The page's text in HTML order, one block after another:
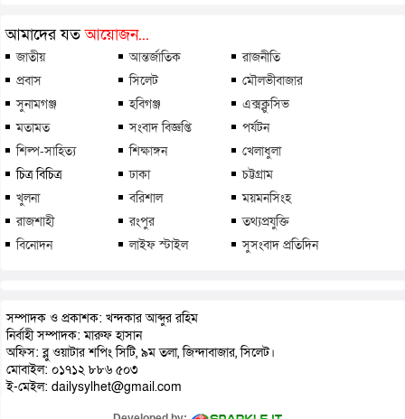
আমাদের যতআয়োজন...
জাতীয় আন্তর্জাতিক
রাজনীতি
প্রবাস
সিলেট
মৌলভীবাজার
সুনামগঞ্জ
হবিগঞ্জ
এক্সক্লুসিভ
মতামত
সংবাদ বিজ্ঞপ্তি
পর্যটন
শিল্প-সাহিত্য
শিক্ষাঙ্গন
খেলাধুলা
চিত্র বিচিত্র
ঢাকা
চট্টগ্রাম
খুলনা
বরিশাল
ময়মনসিংহ
রাজশাহী
রংপুর
তথ্যপ্রযুক্তি
বিনোদন
লাইফ স্টাইল সুসংবাদ প্রতিদিন
সম্পাদক ও প্রকাশক: খন্দকার আব্দুর রহিম
নির্বাহী সম্পাদক: মারুফ হাসান
অফিস: ব্লু ওয়াটার শপিং সিটি, ৯ম তলা, জিন্দাবাজার, সিলেট।
মোবাইল: ০১৭১২ ৮৮৬ ৫০৩
ই-মেইল: dailysylhet@gmail.com